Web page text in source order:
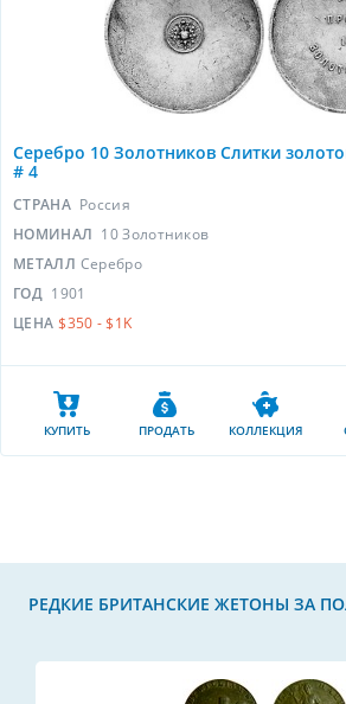
Серебро 10 Золотников Слитки
# 4
СТРАНА Россия
НОМИНАЛ 10 Золотников
МЕТАЛЛ Серебро
ГОД 1901
ЦЕНА $350 - $1K
КУПИТЬ ПРОДАТЬ КОЛЛЕКЦИЯ
РЕДКИЕ БРИТАНСКИЕ ЖЕТОНЫ ЗА